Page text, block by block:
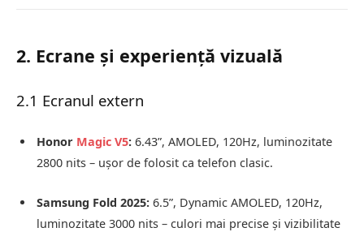
2. Ecrane și experiență vizuală
2.1 Ecranul extern
Honor Magic V5: 6.43”, AMOLED, 120Hz, luminozitate
2800 nits – ușor de folosit ca telefon clasic.
Samsung Fold 2025: 6.5”, Dynamic AMOLED, 120Hz,
luminozitate 3000 nits – culori mai precise și vizibilitate